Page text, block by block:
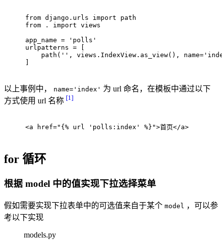
from django.urls import path
from . import views
app_name =
'polls'
urlpatterns = [
    path(
'' , views.IndexView.as_view(), name=
]
以上事例中， name='index' 为 url 命名，在模板中通过以下
方式使用 url 名称 [1]
<a href="{% url 'polls:index' %}">首页</a>
for 循环
根据 model 中的值实现下拉选择菜单
假如需要实现下拉表单中的可选值来自于某个 model ，可以参
考以下实现
models.py